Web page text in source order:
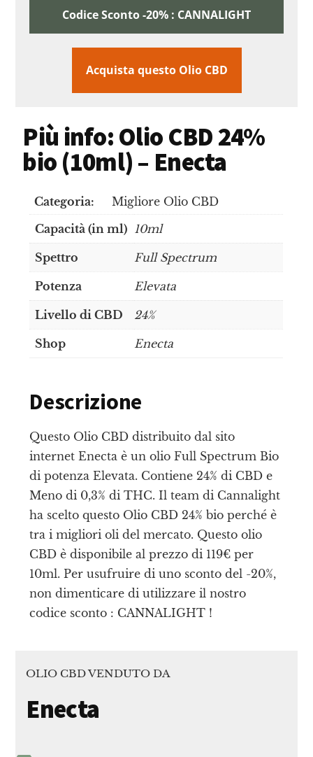
Codice Sconto -20% : CANNALIGHT
Acquista questo Olio CBD
Più info: Olio CBD 24%
bio (10ml) – Enecta
Categoria:
Migliore Olio CBD
Capacità (in ml)
10ml
Spettro Full Spectrum
Potenza Elevata
Livello di CBD 24%
Shop Enecta
Descrizione
Questo Olio CBD distribuito dal sito
internet Enecta è un olio Full Spectrum Bio
di potenza Elevata. Contiene 24% di CBD e
Meno di 0,3% di THC. Il team di Cannalight
ha scelto questo Olio CBD 24% bio perché è
tra i migliori oli del mercato. Questo olio
CBD è disponibile al prezzo di 119€ per
10ml. Per usufruire di uno sconto del -20%,
non dimenticare di utilizzare il nostro
codice sconto : CANNALIGHT !
OLIO CBD VENDUTO DA
Enecta